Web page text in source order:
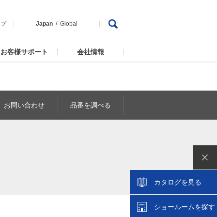
Japan Global
お客様サポート 会社情報
お問い合わせ 品番を調べる
カタログを見る
ショールームを探す